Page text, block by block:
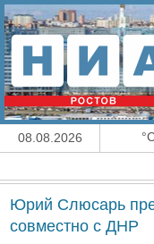
08.08.2026
Юрий Слюсарь
совместно с ДНР